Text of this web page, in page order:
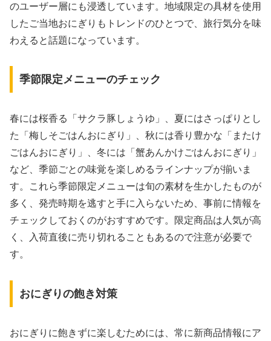
のユーザー層にも浸透しています。地域限定の具材を使用
したご当地おにぎりもトレンドのひとつで、旅行気分を味
わえると話題になっています。
季節限定メニューのチェック
春には桜香る「サクラ豚しょうゆ」、夏にはさっぱりとし
た「梅しそごはんおにぎり」、秋には香り豊かな「またけ
ごはんおにぎり」、冬には「蟹あんかけごはんおにぎり」
など、季節ごとの味覚を楽しめるラインナップが揃いま
す。これら季節限定メニューは旬の素材を生かしたものが
多く、発売時期を逃すと手に入らないため、事前に情報を
チェックしておくのがおすすめです。限定商品は人気が高
く、入荷直後に売り切れることもあるので注意が必要で
す。
おにぎりの飽き対策
おにぎりに飽きずに楽しむためには、常に新商品情報にア